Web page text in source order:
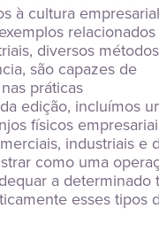
à cultura
relacionados
diversos métodos
são capazes de
práticas
edição, incluímos
físicos
industriais e
como uma
a determinado
esses tipos